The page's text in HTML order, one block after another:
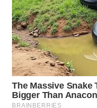
WN
SUBANG
WN
SUKABUMI
WN
PURWAKARTA